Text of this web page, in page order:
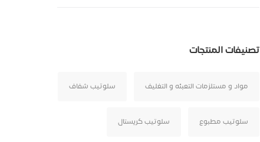
تصنيفات المنتجات
مواد و مستلزمات التعبئه و التغليف سلوتيب شفاف
سلوتيب مطبوع سلوتيب كريستال